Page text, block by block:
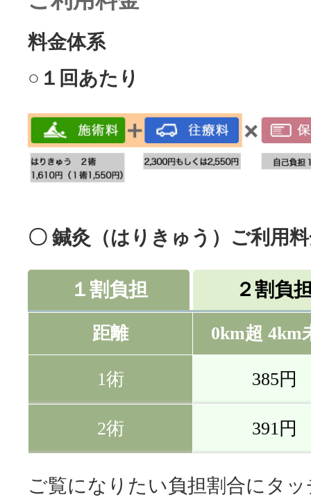
料金体系
○１回あたり
〇 鍼灸（はりきゅう）ご利用
１割負担
距離 0km超 4km
1術 385円
2術 391円
２割負
距離 0km超 4km
距離 0km超 4km
ご覧になりたい負担割合にタ